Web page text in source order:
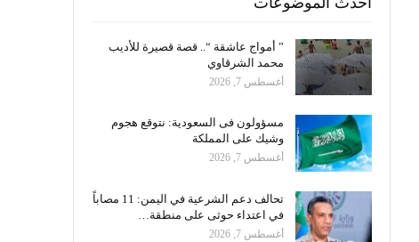
” أمواج عاشقة “.. قصة قصيرة للأديب
محمد الشرقاوي
أغسطس 7, 2026
مسؤولون فى السعودية: نتوقع هجوم
وشيك على المملكة
أغسطس 7, 2026
تحالف دعم الشرعية في اليمن: 11 مصاباً
في اعتداء حوثى على منطقة…
أغسطس 7, 2026